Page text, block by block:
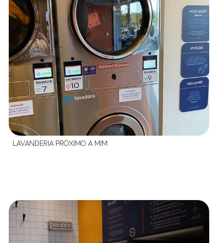
LAVANDERIA PRÓXIMO A MIM